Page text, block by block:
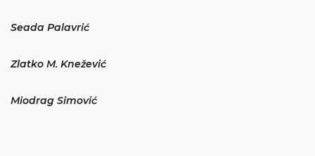
Seada Palavrić
Zlatko M. Knežević
Miodrag Simović